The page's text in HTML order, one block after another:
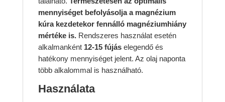
mennyiséget befolyásolja a magnézium
kúra kezdetekor fennálló magnéziumhiány
mértéke is.Rendszeres használat esetén
alkalmanként 12-15 fújáselegendő és
hatékony mennyiséget jelent. Az olaj naponta
több alkalommal is használható.
Használata